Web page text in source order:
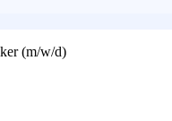
(m/w/d)